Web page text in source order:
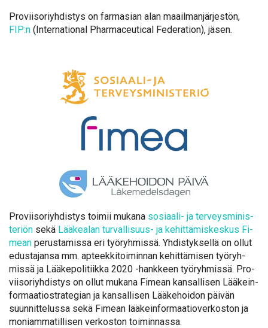
Pro­vii­so­riyh­dis­tys on far­m­asian alan maa­il­man­jär­jes­tön,
FIP:n (In­ter­na­tio­nal Phar­maceu­tical Fe­de­ra­tion), jä­sen.
Pro­vii­so­riyh­dis­tys toi­mii mu­ka­na so­si­aa­li- ja ter­veys­mi­nis­
te­riön se­kä Lää­kea­lan tur­val­li­suus- ja ke­hit­tä­mis­kes­kus Fi­
mean pe­rus­ta­mis­sa eri työ­ryh­mis­sä. Yh­dis­tyk­sel­lä on ol­lut
edus­ta­jan­sa mm. ap­teek­ki­toi­min­nan ke­hit­tä­mi­sen työ­ryh­
mis­sä ja Lää­ke­po­li­tiik­ka 2020 -hank­keen työ­ryh­mis­sä. Pro­
vii­so­riyh­dis­tys on ol­lut mu­ka­na Fi­mean kan­sal­li­sen Lää­kein­
for­maa­tio­stra­te­gian ja kan­sal­li­sen Lää­ke­hoi­don päi­vän
suun­nit­te­lus­sa se­kä Fi­mean lää­kein­for­maa­tio­ver­kos­ton ja
mo­niam­ma­til­li­sen ver­kos­ton toi­min­nas­sa.